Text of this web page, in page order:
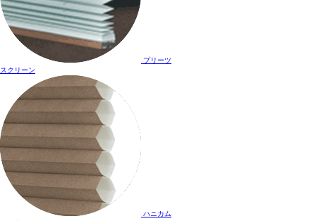
プリーツ
スクリーン
ハニカム